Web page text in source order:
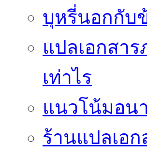
บุหรี่นอกกับ
แปลเอกสา
เท่าไร
แนวโน้มอน
ร้านแปลเอ